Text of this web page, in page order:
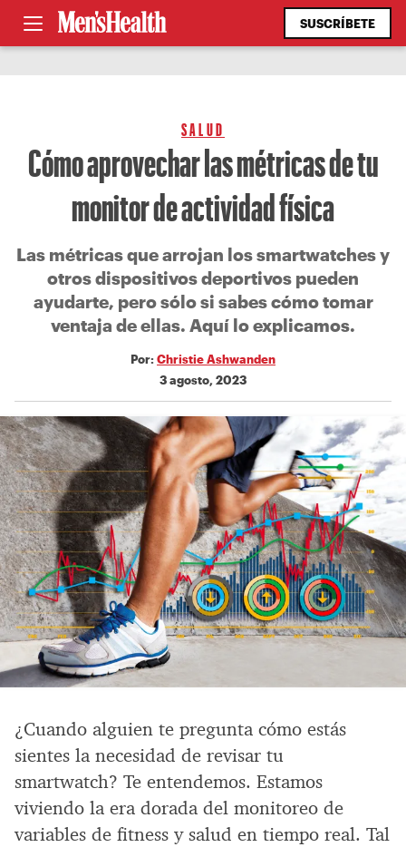
SUSCRÍBETE
SALUD
Cómo aprovechar las métricas de tu
monitor de actividad física
Las métricas que arrojan los smartwatches y
otros dispositivos deportivos pueden
ayudarte, pero sólo si sabes cómo tomar
ventaja de ellas. Aquí lo explicamos.
Por: Christie Ashwanden
3 agosto, 2023
¿Cuando alguien te pregunta cómo estás
sientes la necesidad de revisar tu
smartwatch? Te entendemos. Estamos
viviendo la era dorada del monitoreo de
variables de fitness y salud en tiempo real. Tal